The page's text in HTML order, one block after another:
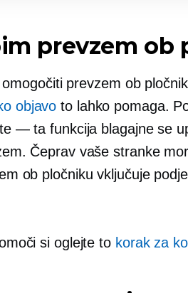
prevzem ob
prevzem ob
objavo to lahko pomaga.
— ta funkcija blagajne se
Čeprav vaše stranke
ob pločniku vključuje
si oglejte to korak za